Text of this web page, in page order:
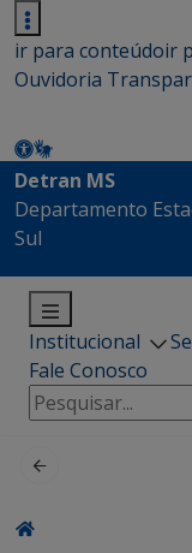
ir para conteúdoir
Ouvidoria
Detran MS
Departamento
Sul
Institucional
Fale Conosco
Pesquisar
por: